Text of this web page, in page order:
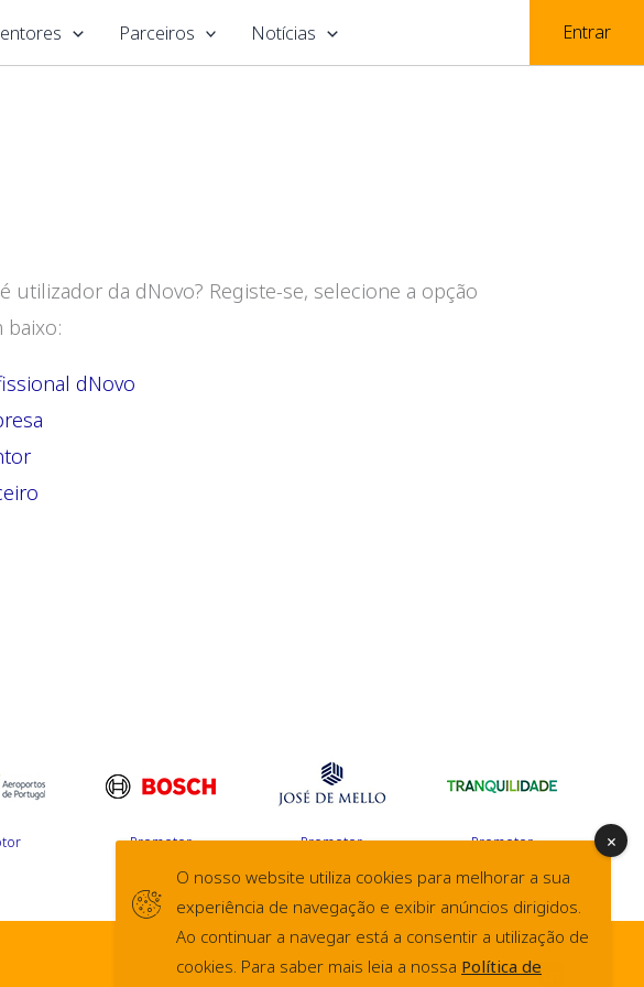
Parceiros Notícias Entrar
utilizador da dNovo? Registe-se, selecione a opção
baixo:
dNovo
Promotor Promotor Promotor
O nosso website utiliza cookies para melhorar a sua
experiência de navegação e exibir anúncios dirigidos.
Ao continuar a navegar está a consentir a utilização de
cookies. Para saber mais leia a nossa Política de